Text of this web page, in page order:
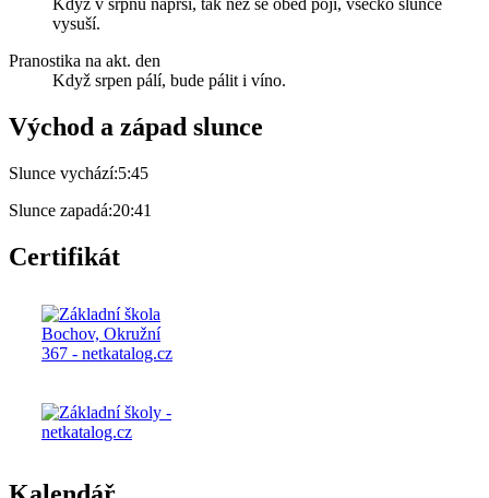
Když v srpnu naprší, tak než se oběd pojí, všecko slunce
vysuší.
Pranostika na akt. den
Když srpen pálí, bude pálit i víno.
Východ a západ slunce
Slunce vychází:5:45
Slunce zapadá:20:41
Certifikát